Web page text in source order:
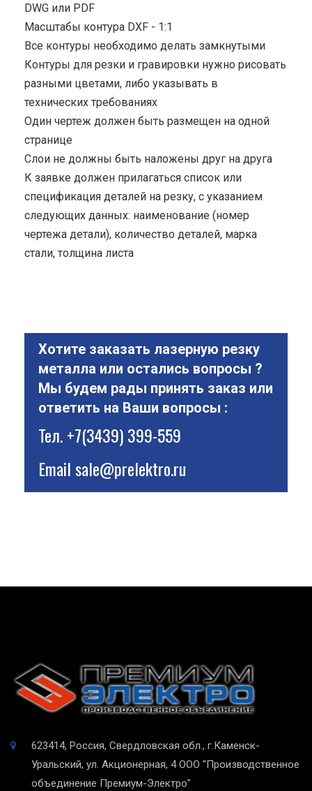
DWG или PDF
Масштабы контура DXF - 1:1
Все контуры необходимо делать замкнутыми
Контуры для резки и гравировки нужно рисовать
разными цветами, либо указывать в
технических требованиях
Один чертеж должен быть размещен на одной
странице
Cлои не должны быть наложены друг на друга
К заявке должен прилагаться список или
спецификация деталей на резку, с указанием
следующих данных: наименование (номер
чертежа детали), количество деталей, марка
стали, толщина листа
Хотите заказать лазерную резку
металла или остались вопросы ?
Мы будем рады принять заказ или
ответить на Ваши вопросы :
Тел.+7(3439) 399-559
Emailsale@prelektro.ru
623414, Россия, Свердловская обл., г.Каменск-
Уральский, ул. Акционерная, 4 ООО "Производственное
объединение Премиум-Электро"